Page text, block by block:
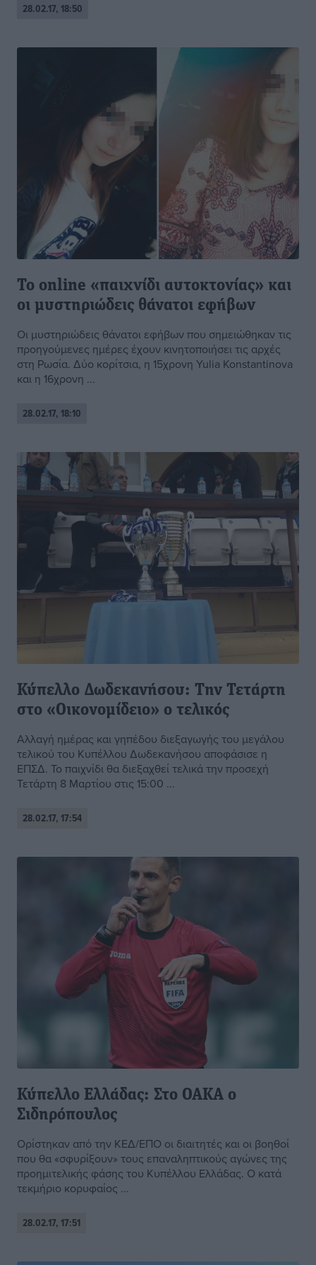
28.02.17, 18:50
Το online «παιχνίδι αυτοκτονίας» και
οι μυστηριώδεις θάνατοι εφήβων
Οι μυστηριώδεις θάνατοι εφήβων που σημειώθηκαν τις
προηγούμενες ημέρες έχουν κινητοποιήσει τις αρχές
στη Ρωσία. Δύο κορίτσια, η 15χρονη Yulia Konstantinova
και η 16χρονη ...
28.02.17, 18:10
Κύπελλο Δωδεκανήσου: Την Τετάρτη
στο «Οικονομίδειο» ο τελικός
Αλλαγή ημέρας και γηπέδου διεξαγωγής του μεγάλου
τελικού του Κυπέλλου Δωδεκανήσου αποφάσισε η
ΕΠΣΔ. Το παιχνίδι θα διεξαχθεί τελικά την προσεχή
Τετάρτη 8 Μαρτίου στις 15:00 ...
28.02.17, 17:54
Κύπελλο Ελλάδας: Στο ΟΑΚΑ ο
Σιδηρόπουλος
Ορίστηκαν από την ΚΕΔ/ΕΠΟ οι διαιτητές και οι βοηθοί
που θα «σφυρίξουν» τους επαναληπτικούς αγώνες της
προημιτελικής φάσης του Κυπέλλου Ελλάδας. Ο κατά
τεκμήριο κορυφαίος ...
28.02.17, 17:51